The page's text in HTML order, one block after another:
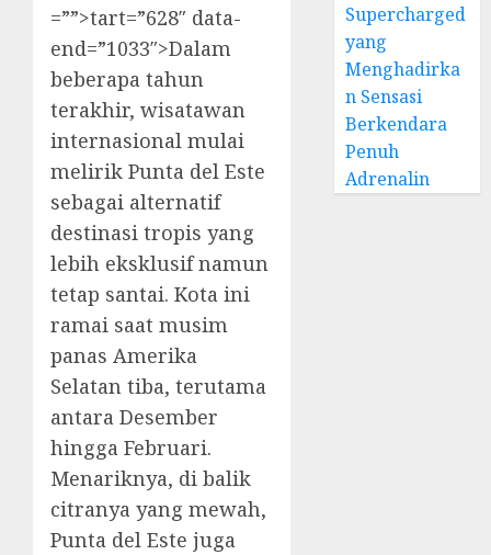
=””>tart=”628″ data-
end=”1033″>Dalam
beberapa tahun
terakhir, wisatawan
internasional mulai
melirik Punta del Este
sebagai alternatif
destinasi tropis yang
lebih eksklusif namun
tetap santai. Kota ini
ramai saat musim
panas Amerika
Selatan tiba, terutama
antara Desember
hingga Februari.
Menariknya, di balik
citranya yang mewah,
Punta del Este juga
Supercharged
yang
Menghadirka
n Sensasi
Berkendara
Penuh
Adrenalin